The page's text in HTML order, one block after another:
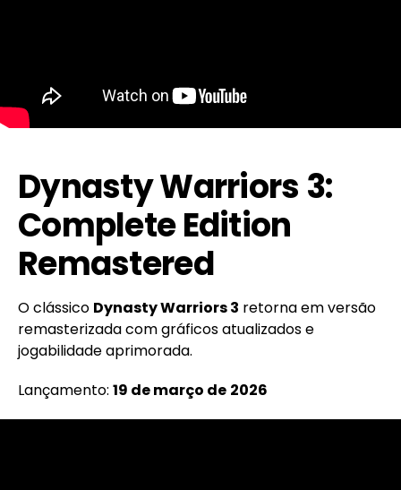
Dynasty Warriors 3:
Complete Edition
Remastered
O clássico Dynasty Warriors 3 retorna em versão
remasterizada com gráficos atualizados e
jogabilidade aprimorada.
Lançamento: 19 de março de 2026